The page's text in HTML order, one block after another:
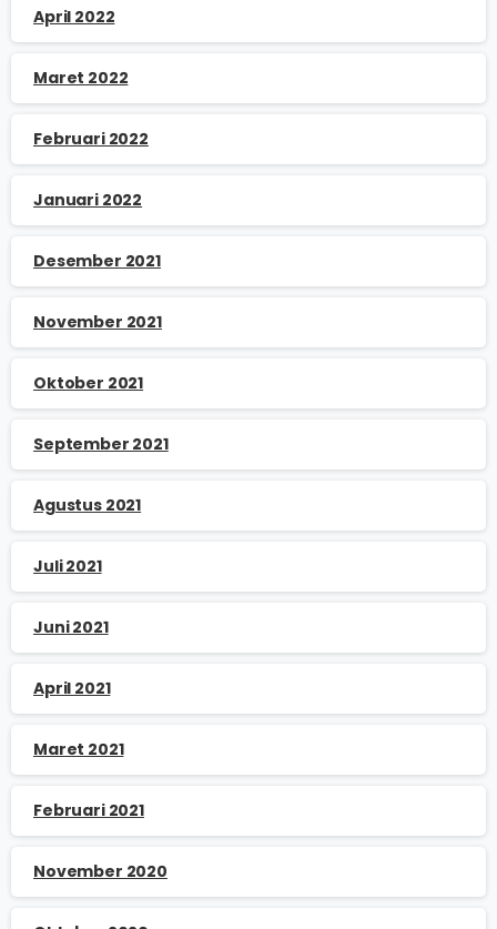
April 2022
Maret 2022
Februari 2022
Januari 2022
Desember 2021
November 2021
Oktober 2021
September 2021
Agustus 2021
Juli 2021
Juni 2021
April 2021
Maret 2021
Februari 2021
November 2020